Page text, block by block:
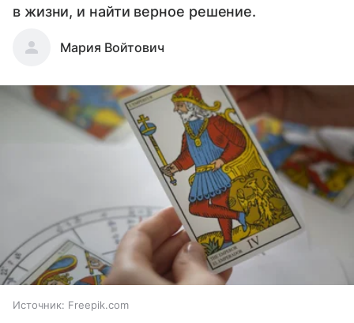
в жизни, и найти верное решение.
Мария Войтович
Источник: Freepik.com